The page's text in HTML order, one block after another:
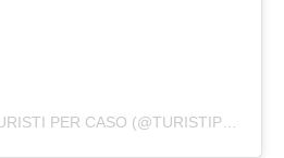
A POST SHARED BY TURISTI PER CASO (@TURISTIPERCASO)